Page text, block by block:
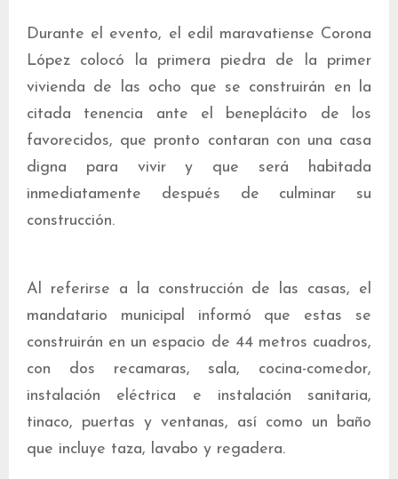
Durante el evento, el edil maravatiense Corona
López colocó la primera piedra de la primer
vivienda de las ocho que se construirán en la
citada tenencia ante el beneplácito de los
favorecidos, que pronto contaran con una casa
digna para vivir y que será habitada
inmediatamente después de culminar su
construcción.
Al referirse a la construcción de las casas, el
mandatario municipal informó que estas se
construirán en un espacio de 44 metros cuadros,
con dos recamaras, sala, cocina-comedor,
instalación eléctrica e instalación sanitaria,
tinaco, puertas y ventanas, así como un baño
que incluye taza, lavabo y regadera.